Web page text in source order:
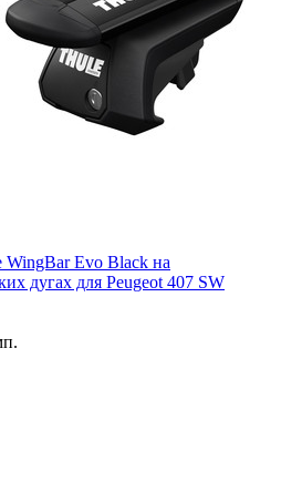
WingBar Evo Black на
дугах для Peugeot 407 SW